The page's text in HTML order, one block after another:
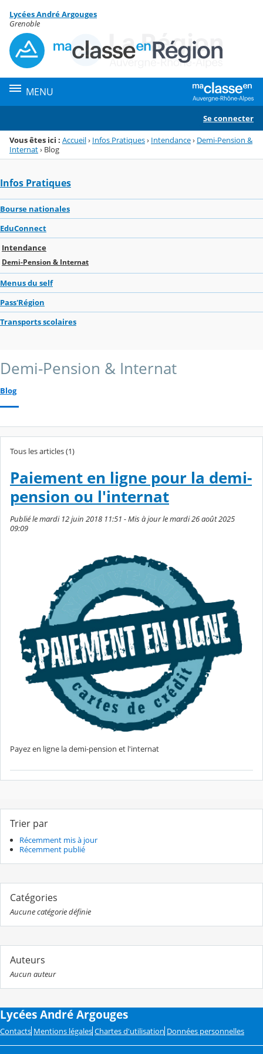
Menu de la rubrique
Contenu
Lycées André Argouges
Grenoble
MENU
Se connecter
Vous êtes ici : Accueil› Infos Pratiques› Intendance› Demi-Pension &
Internat› Blog
Infos Pratiques
Bourse nationales
EduConnect
Intendance
Demi-Pension & Internat
Menus du self
Pass'Région
Transports scolaires
Demi-Pension & Internat
Blog
Tous les articles (1)
Paiement en ligne pour la demi-
pension ou l'internat
Publié le mardi 12 juin 2018 11:51 - Mis à jour le mardi 26 août 2025
09:09
Payez en ligne la demi-pension et l'internat
Trier par
Récemment mis à jour
Récemment publié
Catégories
Aucune catégorie définie
Auteurs
Aucun auteur
Lycées André Argouges
Contacts Mentions légales Chartes d'utilisation Données personnelles